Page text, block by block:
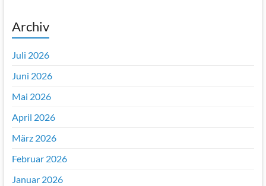
Archiv
Juli 2026
Juni 2026
Mai 2026
April 2026
März 2026
Februar 2026
Januar 2026